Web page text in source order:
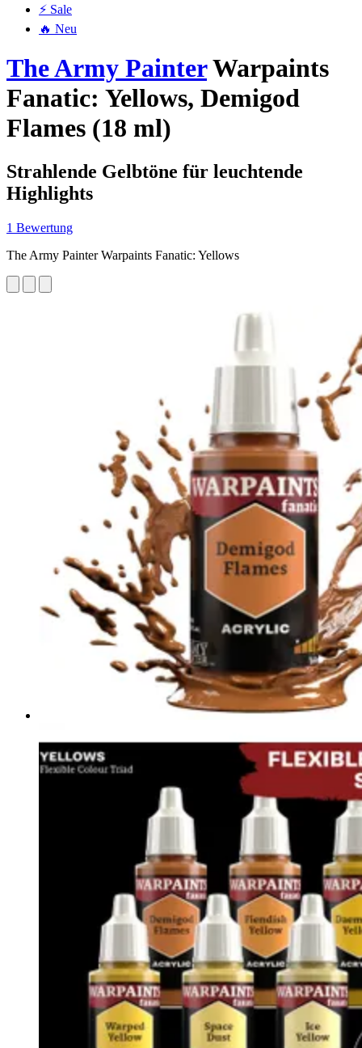
⚡ Sale
🔥 Neu
The Army PainterWarpaints
Fanatic: Yellows, Demigod
Flames (18 ml)
Strahlende Gelbtöne für leuchtende
Highlights
1 Bewertung
The Army Painter Warpaints Fanatic: Yellows